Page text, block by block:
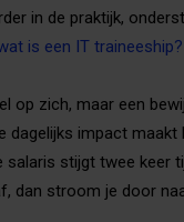
in de praktijk,
is een IT traineeship?
op zich, maar een
dagelijks impact
stijgt twee keer
dan stroom je door